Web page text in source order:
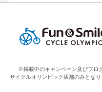
※掲載中のキャンペーン及びブロ
サイクルオリンピック店舗のみとなり